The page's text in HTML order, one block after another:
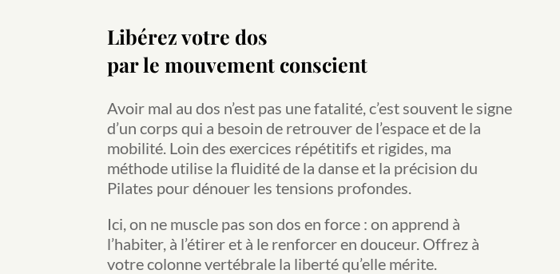
Libérez votre dos
par le mouvement conscient
Avoir mal au dos n’est pas une fatalité, c’est souvent le signe
d’un corps qui a besoin de retrouver de l’espace et de la
mobilité. Loin des exercices répétitifs et rigides, ma
méthode utilise la fluidité de la danse et la précision du
Pilates pour dénouer les tensions profondes.
Ici, on ne muscle pas son dos en force : on apprend à
l’habiter, à l’étirer et à le renforcer en douceur. Offrez à
votre colonne vertébrale la liberté qu’elle mérite.